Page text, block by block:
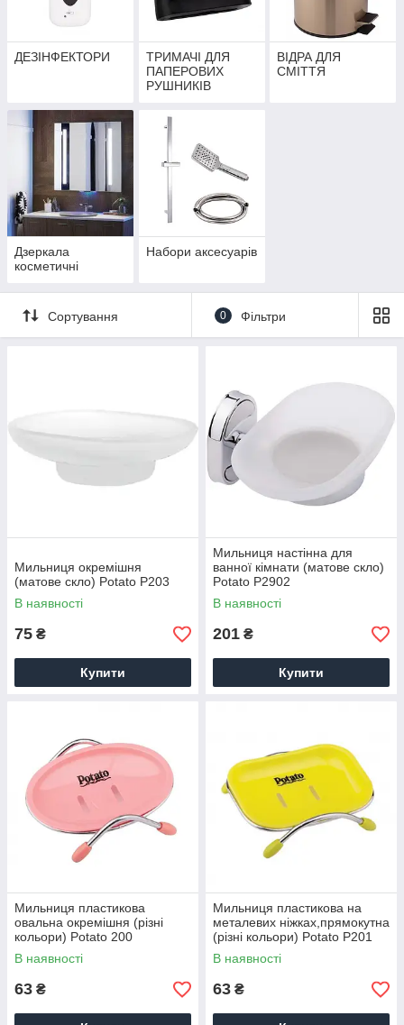
ДЕЗІНФЕКТОРИ
ТРИМАЧІ ДЛЯ
ПАПЕРОВИХ
РУШНИКІВ
ВІДРА ДЛЯ
СМІТТЯ
Дзеркала
косметичні
Набори аксесуарів
Сортування 0 Фільтри
Мильниця окремішня
(матове скло) Potato P203
В наявності
75 ₴
Купити
Мильниця настінна для
ванної кімнати (матове скло)
Potato P2902
В наявності
201 ₴
Купити
Мильниця пластикова
овальна окремішня (різні
кольори) Potato 200
В наявності
63 ₴
Мильниця пластикова на
металевих ніжках,прямокутна
(різні кольори) Potato P201
В наявності
63 ₴